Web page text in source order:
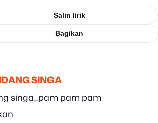
Salin lirik
Bagikan
SINGA
singa…pam pam pam